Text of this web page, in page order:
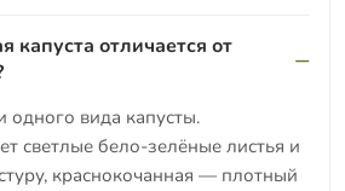
капуста отличается от
одного вида капусты.
светлые бело-зелёные листья и
краснокочанная — плотный